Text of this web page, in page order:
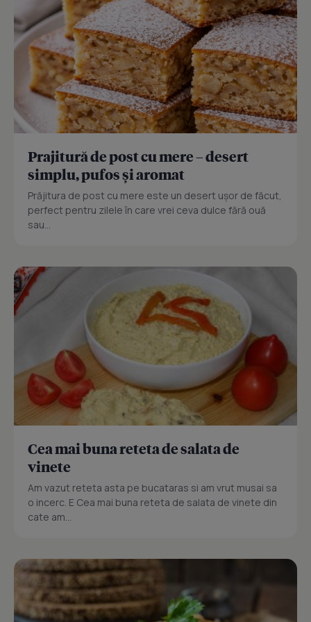
Prajitură de post cu mere – desert
simplu, pufos și aromat
Prăjitura de post cu mere este un desert ușor de făcut,
perfect pentru zilele în care vrei ceva dulce fără ouă
sau...
Cea mai buna reteta de salata de
vinete
Am vazut reteta asta pe bucataras si am vrut musai sa
o incerc. E Cea mai buna reteta de salata de vinete din
cate am...